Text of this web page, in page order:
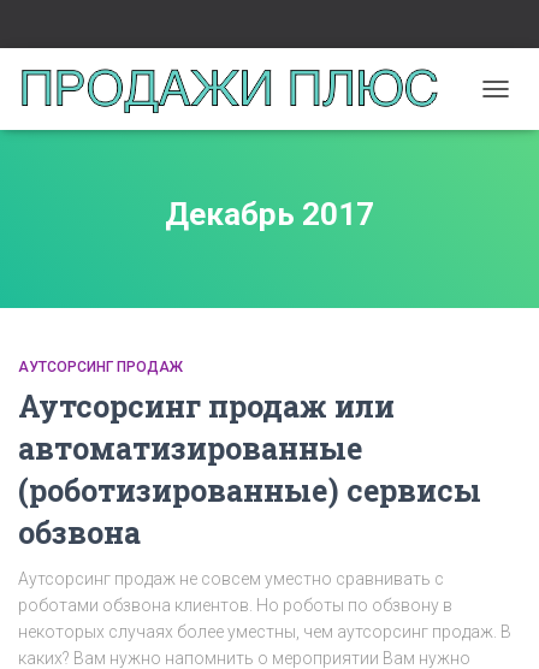
Декабрь 2017
АУТСОРСИНГ ПРОДАЖ
Аутсорсинг продаж или
автоматизированные
(роботизированные) сервисы
обзвона
Аутсорсинг продаж не совсем уместно сравнивать с
роботами обзвона клиентов. Но роботы по обзвону в
некоторых случаях более уместны, чем аутсорсинг продаж. В
каких? Вам нужно напомнить о мероприятии Вам нужно